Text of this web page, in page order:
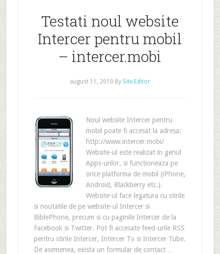
Testati noul website
Intercer pentru mobil
– intercer.mobi
august 11, 2010 By Site Editor
Noul website Intercer pentru
mobil poate fi accesat la adresa:
http://www.intercer.mobi/
Website-ul este realizat in genul
Apps-urilor, si functioneaza pe
orice platforma de mobil (iPhone,
Android, Blackberry etc.).
Website-ul face legatura cu stirile
si noutatile de pe website-ul Intercer si
BiblePhone, precum si cu paginile Intercer de la
Facebook si Twitter. Pot fi accesate feed-urile RSS
pentru stirile Intercer, Intercer Tv si Intercer Tube.
De asemenea, exista un formular de contact …